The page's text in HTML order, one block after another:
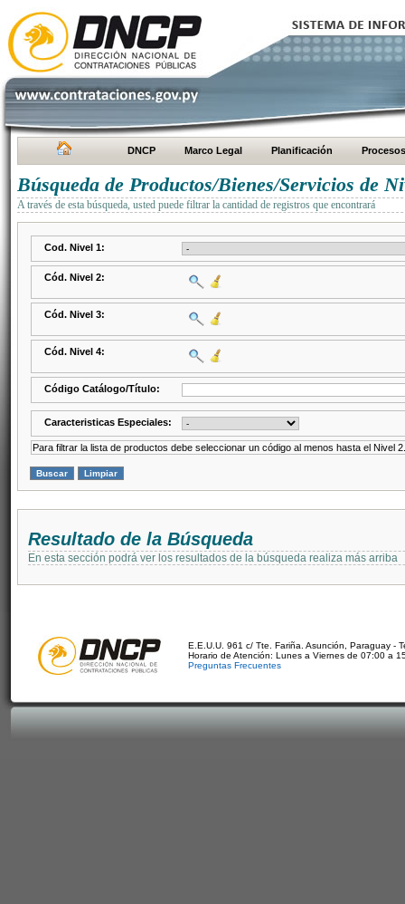
DNCP Marco Legal Planificación Procesos
Búsqueda de Productos/Bienes/Servicios de
A través de esta búsqueda, usted puede filtrar la cantidad de registros que encontrará
Cod. Nivel 1:
Cód. Nivel 2:
Cód. Nivel 3:
Cód. Nivel 4:
Código Catálogo/Título:
Caracteristicas Especiales:
Para filtrar la lista de productos debe seleccionar un código al menos hasta el Nivel 2.
Resultado de la Búsqueda
En esta sección podrá ver los resultados de la búsqueda realiza más arriba
E.E.U.U. 961 c/ Tte. Fariña. Asunción, Paraguay -
Horario de Atención: Lunes a Viernes de 07:00 a
Preguntas Frecuentes